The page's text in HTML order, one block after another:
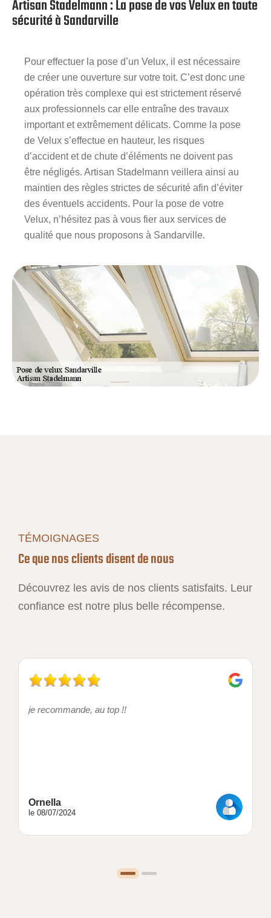
Artisan Stadelmann : La pose de vos Velux en toute
sécurité à Sandarville
Pour effectuer la pose d’un Velux, il est nécessaire
de créer une ouverture sur votre toit. C’est donc une
opération très complexe qui est strictement réservé
aux professionnels car elle entraîne des travaux
important et extrêmement délicats. Comme la pose
de Velux s’effectue en hauteur, les risques
d’accident et de chute d’éléments ne doivent pas
être négligés. Artisan Stadelmann veillera ainsi au
maintien des règles strictes de sécurité afin d’éviter
des éventuels accidents. Pour la pose de votre
Velux, n’hésitez pas à vous fier aux services de
qualité que nous proposons à Sandarville.
TÉMOIGNAGES
Ce que nos clients disent de nous
Découvrez les avis de nos clients satisfaits. Leur
confiance est notre plus belle récompense.
je recommande, au top !!
Ornella
le 08/07/2024